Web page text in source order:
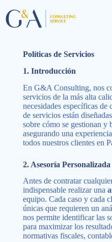
Políticas de Servicios
1. Introducción
En G&A Consulting, nos
servicios de la más alta
necesidades específicas de
de servicios están
sobre cómo se gestionan y
asegurando una
todos nuestros clientes en
2. Asesoría
Antes de contratar
indispensable realizar una
equipo. Cada caso y cada
únicas que requieren un
nos permite identificar las
para maximizar los
normativas fiscales,